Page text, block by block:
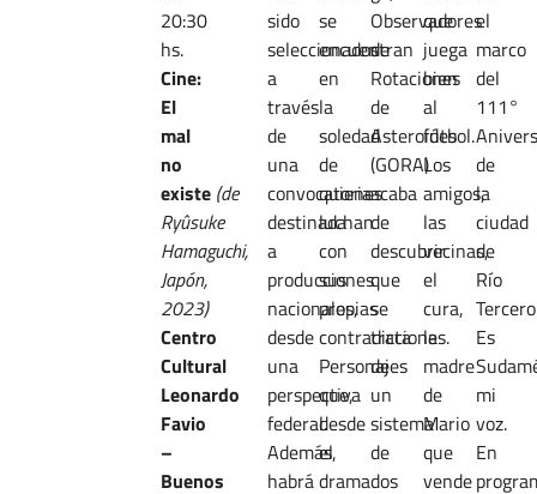
20:30
hs.
Cine:
El
mal
no
existe (de
Ryûsuke
Hamaguchi,
Japón,
2023)
Centro
Cultural
Leonardo
Favio
–
Buenos
sido
seleccionados
a
través
de
una
convocatoria
destinada
a
producciones
nacionales,
desde
una
perspectiva
federal.
Además,
habrá
se
encuentran
en
la
soledad
de
quienes
luchan
con
sus
propias
contradicciones.
Personajes
que,
desde
el
drama
Observadores
de
Rotaciones
de
Asteroides
(GORA)
acaba
de
descubrir
que
se
trata
de
un
sistema
de
dos
que
juega
bien
al
fútbol.
Los
amigos,
las
vecinas,
el
cura,
la
madre
de
Mario
que
vende
el
marco
del
111°
de
la
ciudad
de
Río
Es
mi
voz.
En